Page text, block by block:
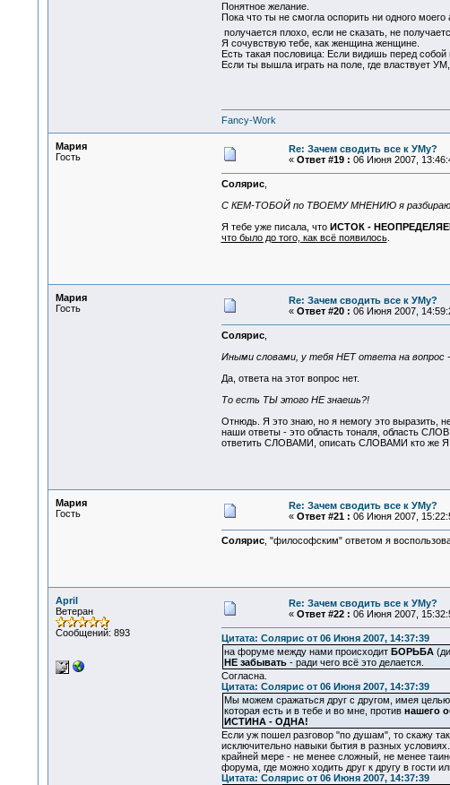
Понятное желание.
Пока что ты не смогла оспорить ни одного
получается плохо, если не сказать, не
Я сочувствую тебе, как женщина женщине.
Есть такая пословица: Если видишь перед
Если ты вышла играть на поле, где властвует
Fancy-Work
Мария
Гость
Re: Зачем сводить все к УМу?
« Ответ #19 : 06 Июня 2007,
Солярис,
С КЕМ-ТОБОЙ по ТВОЕМУ МНЕНИЮ я
Я тебе уже писала, что ИСТОК -
что было до того, как всё появилось.
Мария
Гость
Re: Зачем сводить все к УМу?
« Ответ #20 : 06 Июня 2007,
Солярис,
Иными словами, у тебя НЕТ ответа на
Да, ответа на этот вопрос нет.
То есть ТЫ этого НЕ знаешь?!
Отнюдь. Я это знаю, но я немогу это выразить,
наши ответы - это область тоналя, область
ответить СЛОВАМИ, описать СЛОВАМИ кто же Я.
Мария
Гость
Re: Зачем сводить все к УМу?
« Ответ #21 : 06 Июня 2007,
Солярис, "философским" ответом я
April
Ветеран
Сообщений: 893
Re: Зачем сводить все к УМу?
« Ответ #22 : 06 Июня 2007,
Цитата: Солярис от 06 Июня 2007, 14:37:39
на форуме между нами происходит БОРЬБА
НЕ забывать- ради чего всё это делается.
Согласна.
Цитата: Солярис от 06 Июня 2007, 14:37:39
Мы можем сражаться друг с другом, имея целью
которая есть и в тебе и во мне, против нашего
ИСТИНА - ОДНА!
Если уж пошел разговор "по душам", то скажу
исключительно навыки бытия в разных
крайней мере - не менее сложный, не менее
форума, где можно ходить друг к другу в гости
Цитата: Солярис от 06 Июня 2007, 14:37:39